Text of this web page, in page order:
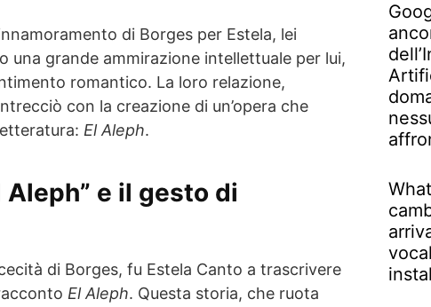
di Borges per Estela, lei
una grande ammirazione intellettuale per lui,
romantico. La loro relazione,
con la creazione di un’opera che
El Aleph.
Aleph” e il gesto di
di Borges, fu Estela Canto a trascrivere
El Aleph. Questa storia, che ruota